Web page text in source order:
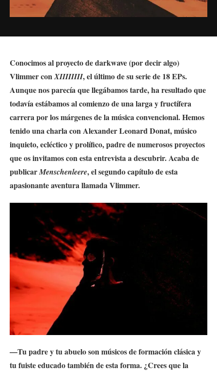
Conocimos al proyecto de darkwave (por decir algo)
Vlimmer conXIIIIIIII, el último de su serie de 18 EPs.
Aunque nos parecía que llegábamos tarde, ha resultado que
todavía estábamos al comienzo de una larga y fructífera
carrera por los márgenes de la música convencional. Hemos
tenido una charla con Alexander Leonard Donat, músico
inquieto,eclécticoy prolífico, padre de numerosos proyectos
que os invitamos con esta entrevista a descubrir. Acaba de
publicarMenschenleere, el segundo capítulo de esta
apasionante aventura llamada Vlimmer.
—Tu padre y tu abuelo son músicos de formación clásica y
tu fuiste educado también de esta forma. ¿Crees que la